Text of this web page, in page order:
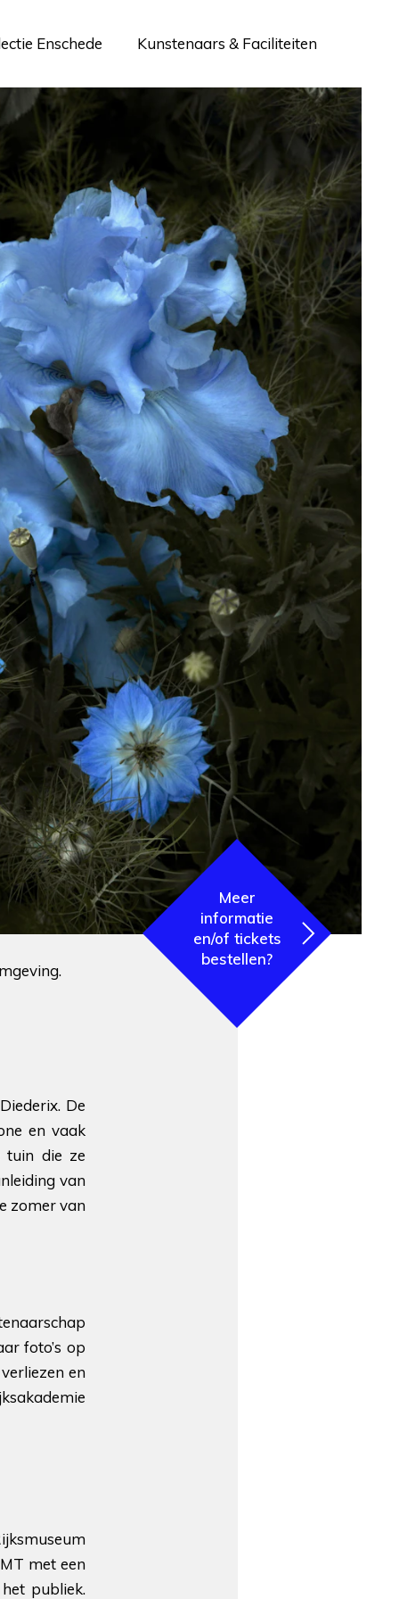
Enschede Kunstenaars & Faciliteiten
Meer
informatie
en/of tickets
bestellen?
De
en vaak
tuin die ze
van
zomer van
foto’s op
en
met een
publiek.